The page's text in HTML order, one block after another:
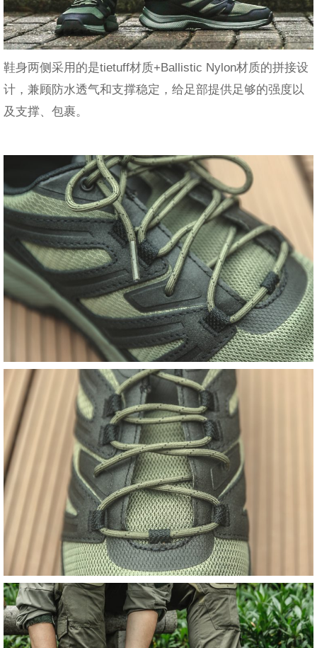
鞋身两侧采用的是tietuff材质+Ballistic Nylon材质的拼接设
计，兼顾防水透气和支撑稳定，给足部提供足够的强度以
及支撑、包裹。